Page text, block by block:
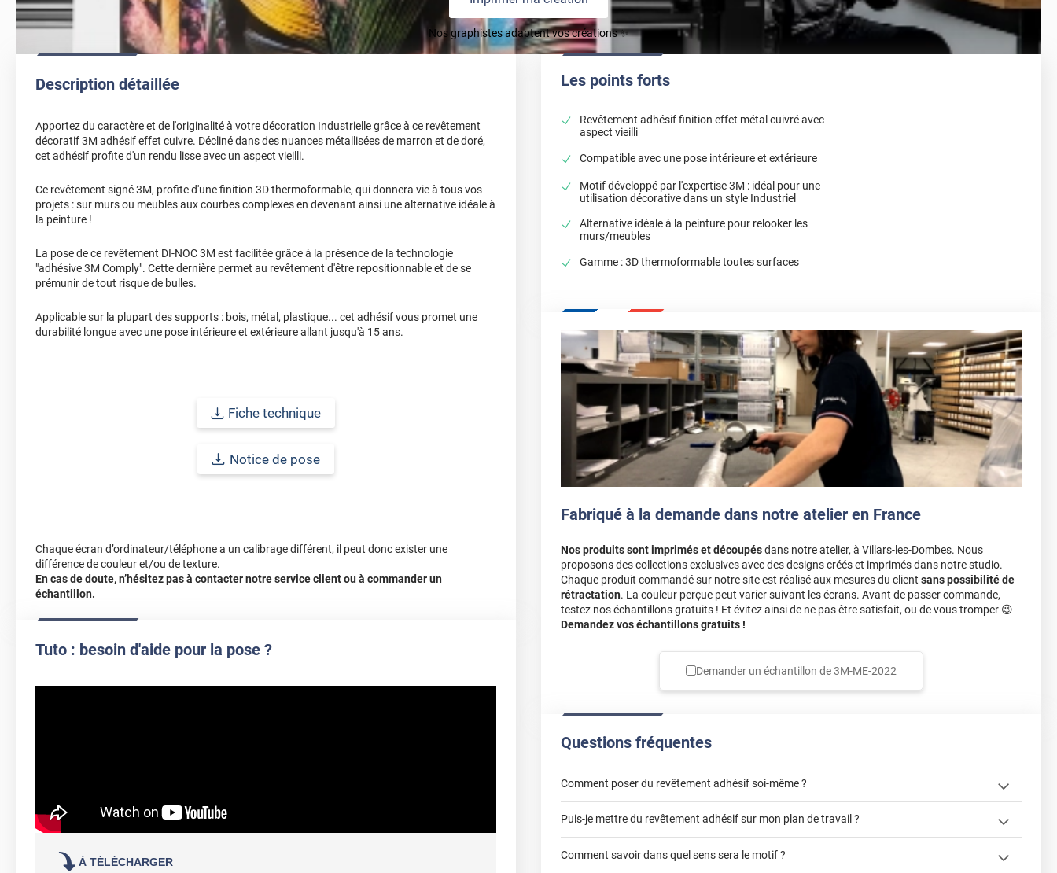
Nos graphistes adaptent vos créations ✨
Description détaillée
Apportez du caractère et de l'originalité à votre décoration Industrielle grâce à ce revêtement
décoratif 3M adhésif effet cuivre. Décliné dans des nuances métallisées de marron et de doré,
cet adhésif profite d'un rendu lisse avec un aspect vieilli.
Ce revêtement signé 3M, profite d'une finition 3D thermoformable, qui donnera vie à tous vos
projets : sur murs ou meubles aux courbes complexes en devenant ainsi une alternative idéale à
la peinture !
La pose de ce revêtement DI-NOC 3M est facilitée grâce à la présence de la technologie
"adhésive 3M Comply". Cette dernière permet au revêtement d'être repositionnable et de se
prémunir de tout risque de bulles.
Applicable sur la plupart des supports : bois, métal, plastique... cet adhésif vous promet une
durabilité longue avec une pose intérieure et extérieure allant jusqu'à 15 ans.
Fiche technique
Notice de pose
Chaque écran d’ordinateur/téléphone a un calibrage différent, il peut donc exister une
différence de couleur et/ou de texture.
En cas de doute, n’hésitez pas à contacter notre service client ou à commander un
échantillon.
Tuto : besoin d'aide pour la pose ?
À TÉLÉCHARGER
Les points forts
Revêtement adhésif finition effet métal cuivré avec
aspect vieilli
Compatible avec une pose intérieure et extérieure
Motif développé par l'expertise 3M : idéal pour une
utilisation décorative dans un style Industriel
Alternative idéale à la peinture pour relooker les
murs/meubles
Gamme : 3D thermoformable toutes surfaces
Fabriqué à la demande dans notre atelier en France
Nos produits sont imprimés et découpésdans notre atelier, à Villars-les-Dombes. Nous
proposons des collections exclusives avec des designs créés et imprimés dans notre studio.
Chaque produit commandé sur notre site est réalisé aux mesures du client sans possibilité de
rétractation. La couleur perçue peut varier suivant les écrans. Avant de passer commande,
testez nos échantillons gratuits ! Et évitez ainsi de ne pas être satisfait, ou de vous tromper 😉
Demandez vos échantillons gratuits !
Demander un échantillon de3M-ME-2022
Questions fréquentes
Comment poser du revêtement adhésif soi-même ?
poser un revêtement adhésif ? »
Puis-je mettre du revêtement adhésif sur mon plan de travail ?
Comment savoir dans quel sens sera le motif ?